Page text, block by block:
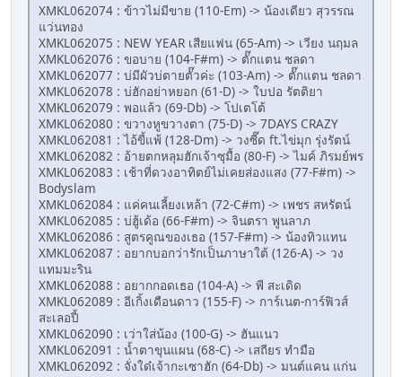
XMKL062074 : ข้าวไม่มีขาย (110-Em) -> น้องเดียว สุวรรณ
แว่นทอง
XMKL062075 : NEW YEAR เสียแฟน (65-Am) -> เวียง นฤมล
XMKL062076 : ขอบาย (104-F#m) -> ตั๊กแตน ชลดา
XMKL062077 : บ่มีผัวบ่ตายตั๊วค่ะ (103-Am) -> ตั๊กแตน ชลดา
XMKL062078 : บ่ฮักอย่าหยอก (61-D) -> ใบปอ รัตติยา
XMKL062079 : พอแล้ว (69-Db) -> โปเตโต้
XMKL062080 : ขวางหูขวางตา (75-D) -> 7DAYS CRAZY
XMKL062081 : ไอ้ขี้แพ้ (128-Dm) -> วงซี๊ด ft.ไข่มุก รุ่งรัตน์
XMKL062082 : อ้ายตกหลุมฮักเจ้าซุมื้อ (80-F) -> ไมค์ ภิรมย์พร
XMKL062083 : เช้าที่ดวงอาทิตย์ไม่เคยส่องแสง (77-F#m) ->
Bodyslam
XMKL062084 : แค่คนเลี้ยงเหล้า (72-C#m) -> เพชร สหรัตน์
XMKL062085 : บ่ฮู้เด้อ (66-F#m) -> จินตรา พูนลาภ
XMKL062086 : สูตรคูณของเธอ (157-F#m) -> น้องทิวแทน
XMKL062087 : อยากบอกว่ารักเป็นภาษาใต้ (126-A) -> วง
แทมมะริน
XMKL062088 : อยากกอดเธอ (104-A) -> พี สะเดิด
XMKL062089 : อีเกิ้งเดือนดาว (155-F) -> การ์เนต-การ์ฟิวส์
สะเลอปี้
XMKL062090 : เว่าใส่น้อง (100-G) -> ฮันแนว
XMKL062091 : น้ำตาขุนแผน (68-C) -> เสถียร ทำมือ
XMKL062092 : จั่งใด๋เจ้ากะเซาฮัก (64-Db) -> มนต์แคน แก่น